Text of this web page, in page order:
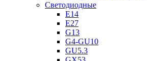
Светодиодные
Е14
Е27
G13
G4-GU10
GU5.3